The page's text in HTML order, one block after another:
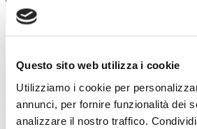
Questo sito web utilizza i cookie
Utilizziamo i cookie per
annunci, per fornire funzionalità dei
analizzare il nostro traffico.
ABF per la Bike
Gli allievi del PPD di
barretta